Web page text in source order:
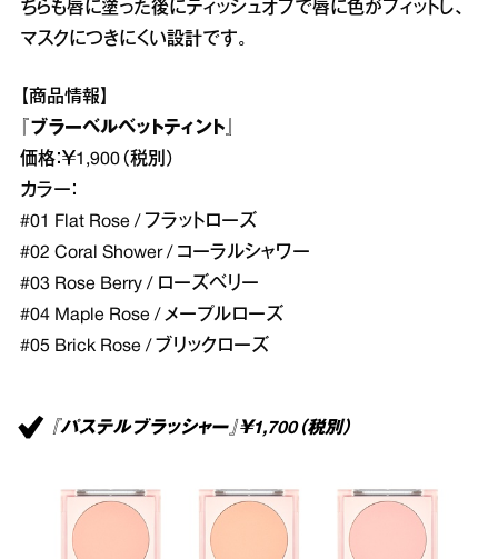
ちらも唇に塗った後にティッシュオフで唇に色がフィットし、
マスクにつきにくい設計です。
【商品情報】
『ブラーベルベットティント』
価格：￥1,900（税別）
カラー：
#01 Flat Rose / フラットローズ
#02 Coral Shower / コーラルシャワー
#03 Rose Berry / ローズベリー
#04 Maple Rose / メープルローズ
#05 Brick Rose / ブリックローズ
『パステルブラッシャー』￥1,700（税別）